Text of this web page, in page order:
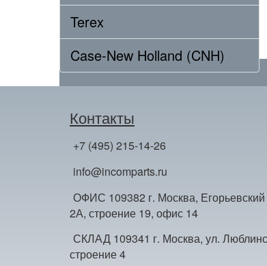
Terex
Case-New Holland (CNH)
Контакты
+7 (495) 215-14-26
info@incomparts.ru
ОФИС 109382 г. Москва, Егорьевский
2А, строение 19, офис 14
СКЛАД 109341 г. Москва, ул.
строение 4